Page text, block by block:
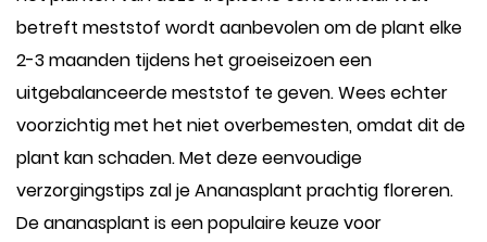
betreft meststof wordt aanbevolen om de plant elke
2-3 maanden tijdens het groeiseizoen een
uitgebalanceerde meststof te geven. Wees echter
voorzichtig met het niet overbemesten, omdat dit de
plant kan schaden. Met deze eenvoudige
verzorgingstips zal je Ananasplant prachtig floreren.
De ananasplant is een populaire keuze voor